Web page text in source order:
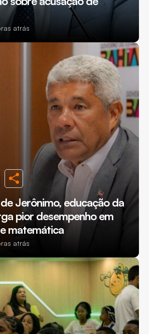
atrás
Jerônimo, educação da
pior desempenho em
matemática
atrás